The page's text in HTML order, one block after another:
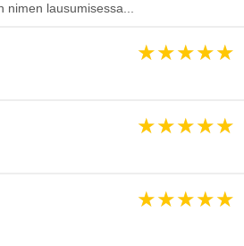
lausumisessa...
★★★★★
★★★★★
★★★★★